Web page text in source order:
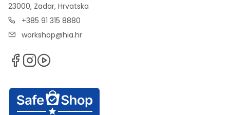
23000, Zadar, Hrvatska
+385 91 315 8880
workshop@hia.hr